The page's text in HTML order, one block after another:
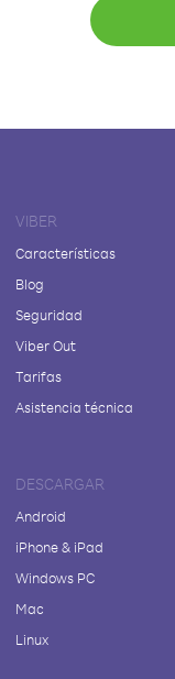
VIBER
Características
Blog
Seguridad
Viber Out
Tarifas
Asistencia técnica
DESCARGAR
Android
iPhone & iPad
Windows PC
Mac
Linux